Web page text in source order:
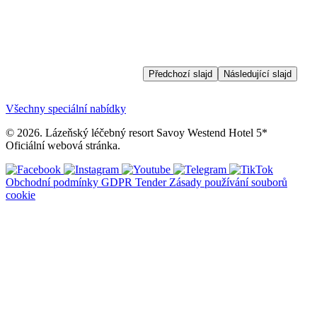
Předchozí slajd Následující slajd
Všechny speciální nabídky
© 2026. Lázeňský léčebný resort Savoy Westend Hotel 5*
Oficiální webová stránka.
Obchodní podmínky GDPR Tender Zásady používání souborů
cookie